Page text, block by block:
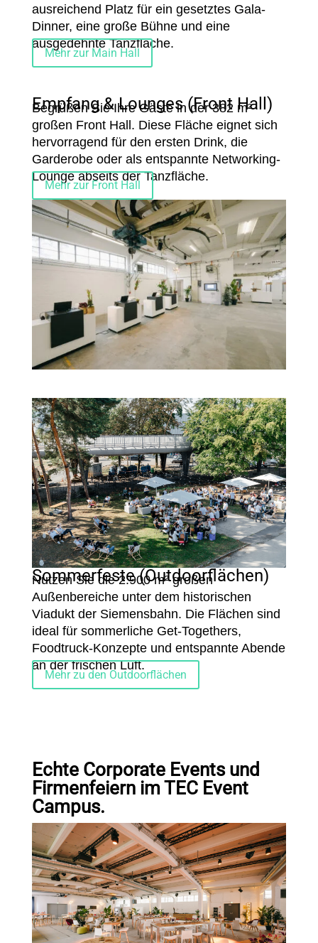
ausreichend Platz für ein gesetztes Gala-
Dinner, eine große Bühne und eine
ausgedehnte Tanzfläche.
Mehr zur Main Hall
Empfang & Lounges (Front Hall)
Begrüßen Sie Ihre Gäste in der 382 m²
großen Front Hall. Diese Fläche eignet sich
hervorragend für den ersten Drink, die
Garderobe oder als entspannte Networking-
Lounge abseits der Tanzfläche.
Mehr zur Front Hall
Sommerfeste (Outdoorflächen)
Nutzen Sie die 2.900 m² großen
Außenbereiche unter dem historischen
Viadukt der Siemensbahn. Die Flächen sind
ideal für sommerliche Get-Togethers,
Foodtruck-Konzepte und entspannte Abende
an der frischen Luft.
Mehr zu den Outdoorflächen
Echte Corporate Events und
Firmenfeiern im TEC Event
Campus.